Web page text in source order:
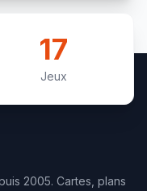
17
Jeux
2005. Cartes, plans